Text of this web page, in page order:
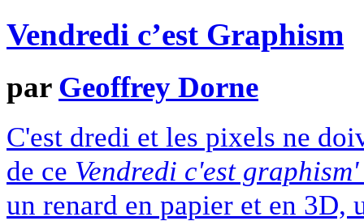
Vendredi c’est Graphism
par Geoffrey Dorne
C'est dredi et les pixels ne
de ce Vendredi c'est
un renard en papier et en